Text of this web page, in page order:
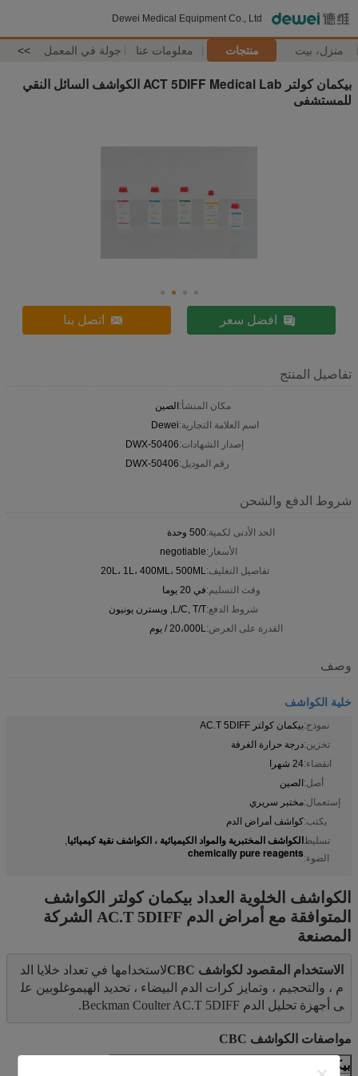
Dewei Medical Equipment Co., Ltd
منزل، بيت منتجات معلومات عنا جولة في المعمل >>
بيكمان كولتر ACT 5DIFF Medical Lab الكواشف السائل النقي
للمستشفى
افضل سعر اتصل بنا
تفاصيل المنتج
مكان المنشأ:الصين
اسم العلامة التجارية:Dewei
إصدار الشهادات:DWX-50406
رقم الموديل:DWX-50406
شروط الدفع والشحن
الحد الأدنى لكمية:500 وحدة
الأسعار:negotiable
تفاصيل التغليف:20L، 1L، 400ML، 500ML
وقت التسليم:في 20 يوما
شروط الدفع:L/C, T/T, ويسترن يونيون
القدرة على العرض:20،000L / يوم
وصف
خلية الكواشف
نموذج:بيكمان كولتر AC.T 5DIFF
تخزين:درجة حرارة الغرفة
انقضاء:24 شهرا
أصل:الصين
إستعمال:مختبر سريري
يكتب:كواشف أمراض الدم
تسليط
الضوء:
الكواشف المختبرية والمواد الكيميائية ، الكواشف نقية كيميائيا,
chemically pure reagents
الكواشف الخلوية العداد بيكمان كولتر الكواشف
المتوافقة مع أمراض الدم AC.T 5DIFF الشركة
المصنعة
الاستخدام المقصود لكواشف CBC
لاستخدامها في تعداد خلايا الد
م ، والتحجيم ، وتمايز كرات الدم البيضاء ، تحديد الهيموغلوبين عل
ى أجهزة تحليل الدم Beckman Coulter AC.T 5DIFF.
مواصفات الكواشف CBC
بيكمان كولتر AC.T 5 فرق